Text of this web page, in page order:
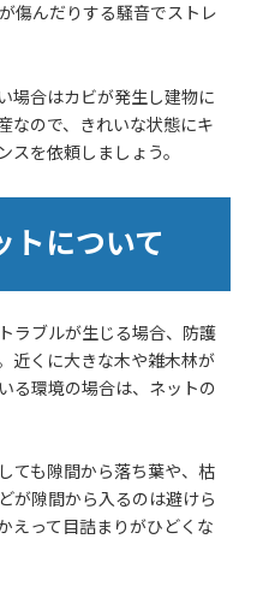
傷んだりする騒音でストレ
場合はカビが発生し建物に
なので、きれいな状態にキ
を依頼しましょう。
トについて
ラブルが生じる場合、防護
近くに大きな木や雑木林が
る環境の場合は、ネットの
ても隙間から落ち葉や、枯
が隙間から入るのは避けら
えって目詰まりがひどくな